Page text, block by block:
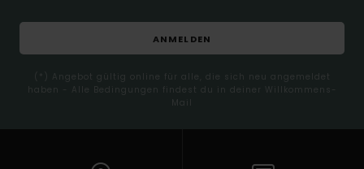
ANMELDEN
(*) Angebot gültig online für alle, die sich neu angemeldet
haben - Alle Bedingungen findest du in deiner Willkommens-
Mail